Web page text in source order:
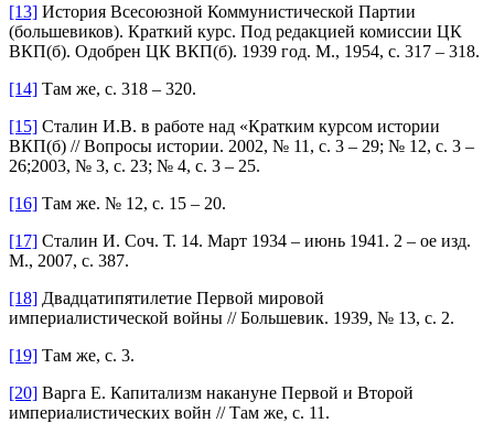
[13] История Всесоюзной Коммунистической Партии
(большевиков). Краткий курс. Под редакцией комиссии ЦК
ВКП(б). Одобрен ЦК ВКП(б). 1939 год. М., 1954, с. 317 – 318.
[14] Там же, с. 318 – 320.
[15] Сталин И.В. в работе над «Кратким курсом истории
ВКП(б) // Вопросы истории. 2002, № 11, с. 3 – 29; № 12, с. 3 –
26;2003, № 3, с. 23; № 4, с. 3 – 25.
[16] Там же. № 12, с. 15 – 20.
[17] Сталин И. Соч. Т. 14. Март 1934 – июнь 1941. 2 – ое изд.
М., 2007, с. 387.
[18] Двадцатипятилетие Первой мировой
империалистической войны // Большевик. 1939, № 13, с. 2.
[19] Там же, с. 3.
[20] Варга Е. Капитализм накануне Первой и Второй
империалистических войн // Там же, с. 11.